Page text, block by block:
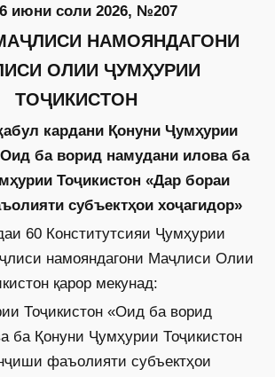
июни соли 2026, №207
НАМОЯНДАГОНИ
ОЛИИ ҶУМҲУРИИ
ТОҶИКИСТОН
кардани Қонуни Ҷумҳурии
ба ворид намудани илова ба
Тоҷикистон «Дар бораи
субъектҳои хоҷагидор»
60 Конститутсияи Ҷумҳурии
намояндагони Маҷлиси Олии
қарор мекунад:
Тоҷикистон «Оид ба ворид
ба Қонуни Ҷумҳурии Тоҷикис­тон
фаъолияти субъектҳои